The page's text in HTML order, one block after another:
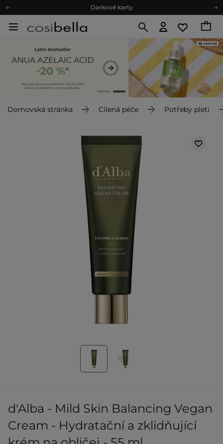
Darkové karty
Odeslání do 24 hod.
Darkové karty
Ekologické balení
Domovská stránka Cílená péče Potřeby pleti
d'Alba - Mild Skin Balancing Vegan
Cream - Hydratační a zklidňující